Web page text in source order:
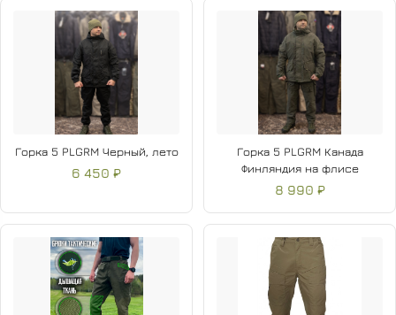
Горка 5 PLGRM Черный, лето
6 450 ₽
Горка 5 PLGRM Канада
Финляндия на флисе
8 990 ₽